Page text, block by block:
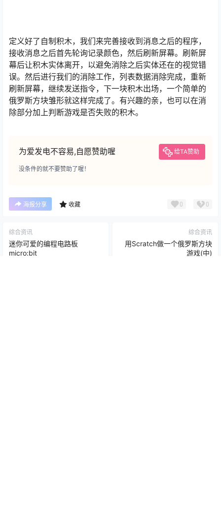
定义好了自制积木，我们来完善接收到消息之后的程序，
接收消息之后首先轮询记录颜色，然后刷新屏幕。刷新屏
幕后让积木实体离开，以避免消除之后实体还在的视觉错
误。然后进行我们的消除工作，列表数据消除完成，重新
刷新屏幕，继续发送指令，下一块积木出场，一个简单的
俄罗斯方块雏形就这样完成了。有兴趣的亲，也可以在消
除部分加上判断游戏是否失败的积木。
为爱发电不容易,自愿赞助喔 给TA赞助
没条件的就不要赞助了喔！
海报分享 收藏 0 0
综合资讯
迷你可爱的编程电路板
micro:bit
综合资讯
用Scratch做一个俄罗斯方块
游戏(中)